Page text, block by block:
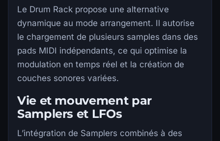
Le Drum Rack propose une alternative
dynamique au mode arrangement. Il autorise
le chargement de plusieurs samples dans des
pads MIDI indépendants, ce qui optimise la
modulation en temps réel et la création de
couches sonores variées.
Vie et mouvement par
Samplers et LFOs
L’intégration de Samplers combinés à des